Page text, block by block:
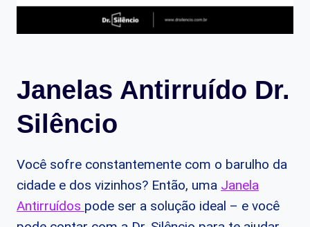
Janelas Antirruído Dr.
Silêncio
Você sofre constantemente com o barulho da
cidade e dos vizinhos? Então, uma Janela
Antirruídos pode ser a solução ideal – e você